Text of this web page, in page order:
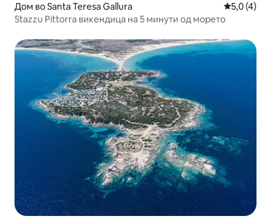
Дом во Santa Teresa Gallura Просечна
5,0 (4)
Stazzu Pittorra викендица на 5 минути од морето